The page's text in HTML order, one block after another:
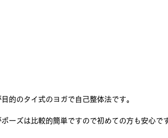
的のタイ式のヨガで自己整体法です。
ーズは比較的簡単ですので初めての方も安心で